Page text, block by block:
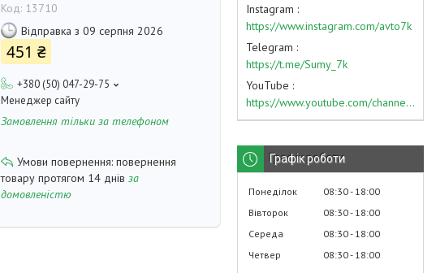
Код: 13710
Відправка з 09 серпня 2026
451 ₴
+380 (50) 047-29-75
Менеджер сайту
Замовлення тільки за телефоном
повернення
товару протягом 14 днів за
домовленістю
Instagram
https://www.instagram.com/avto7k
Telegram
https://t.me/Sumy_7k
YouTube
https://www.youtube.com/channel/UC574nvqqf5H_LzT4Va_GpQg?view_as=subscriber
Графік роботи
Понеділок 08:30 18:00
Вівторок
08:30 18:00
Середа
08:30 18:00
Четвер
08:30 18:00